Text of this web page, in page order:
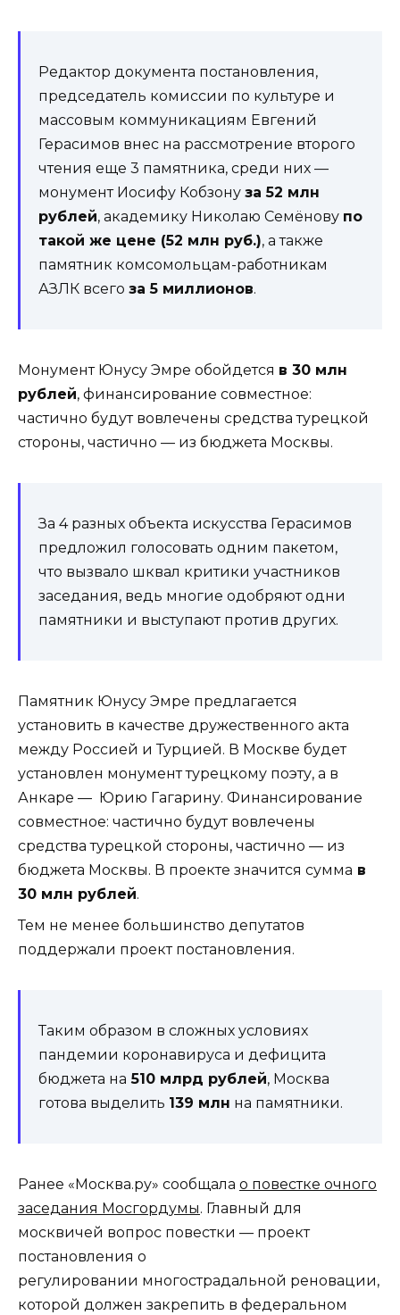
Редактор документа постановления,
председатель комиссии по культуре и
массовым коммуникациям Евгений
Герасимов внес на рассмотрение второго
чтения еще 3 памятника, среди них —
монумент Иосифу Кобзону за 52 млн
рублей, академику Николаю Семёнову по
такой же цене (52 млн руб.), а также
памятник комсомольцам-работникам
АЗЛК всего за 5 миллионов.
Монумент Юнусу Эмре обойдется в 30 млн
рублей, финансирование совместное:
частично будут вовлечены средства турецкой
стороны, частично — из бюджета Москвы.
За 4 разных объекта искусства Герасимов
предложил голосовать одним пакетом,
что вызвало шквал критики участников
заседания, ведь многие одобряют одни
памятники и выступают против других.
Памятник Юнусу Эмре предлагается
установить в качестве дружественного акта
между Россией и Турцией. В Москве будет
установлен монумент турецкому поэту, а в
Анкаре — Юрию Гагарину. Финансирование
совместное: частично будут вовлечены
средства турецкой стороны, частично — из
бюджета Москвы. В проекте значится сумма в
30 млн рублей.
Тем не менее большинство депутатов
поддержали проект постановления.
Таким образом в сложных условиях
пандемии коронавируса и дефицита
бюджета на 510 млрд рублей, Москва
готова выделить 139 млн на памятники.
Ранее «Москва.ру» сообщала о повестке очного
заседания Мосгордумы. Главный для
москвичей вопрос повестки — проект
постановления о
регулировании многострадальной реновации,
которой должен закрепить в федеральном